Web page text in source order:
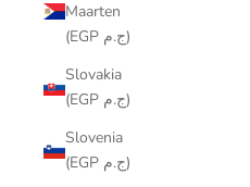
Maarten
(EGP ج.م)
Slovakia
(EGP ج.م)
Slovenia
(EGP ج.م)